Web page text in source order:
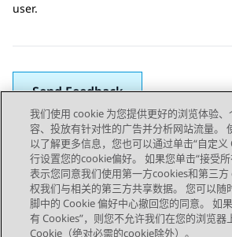
user.
Send Feedback
Topic navigation
上一主题
STAY CONNECTED
我们使用 cookie 为您提供更好的浏览体验、
容、投放有针对性的广告并分析网站流量。
以了解更多信息，您也可以通过单击“自定义
行设置您的cookie偏好。 如果您单击“接受
表示您同意我们使用第一方cookies和第三
权我们与相关的第三方共享数据。 您可以随
脚中的 Cookie 偏好中心撤回您的同意。 如
有 Cookies”，则您不允许我们在您的浏览器
Cookie（绝对必需的cookie除外）。